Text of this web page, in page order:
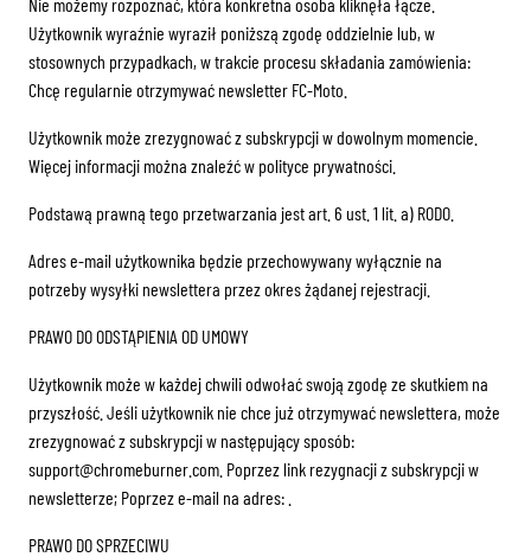
Użytkownik wyraźnie wyraził poniższą zgodę oddzielnie lub, w
stosownych przypadkach, w trakcie procesu składania zamówienia:
Chcę regularnie otrzymywać newsletter FC-Moto.
Użytkownik może zrezygnować z subskrypcji w dowolnym momencie.
Więcej informacji można znaleźć w polityce prywatności.
Podstawą prawną tego przetwarzania jest art. 6 ust. 1 lit. a) RODO.
Adres e-mail użytkownika będzie przechowywany wyłącznie na
potrzeby wysyłki newslettera przez okres żądanej rejestracji.
PRAWO DO ODSTĄPIENIA OD UMOWY
Użytkownik może w każdej chwili odwołać swoją zgodę ze skutkiem na
przyszłość. Jeśli użytkownik nie chce już otrzymywać newslettera, może
zrezygnować z subskrypcji w następujący sposób:
support@chromeburner.com. Poprzez link rezygnacji z subskrypcji w
newsletterze; Poprzez e-mail na adres: .
PRAWO DO SPRZECIWU